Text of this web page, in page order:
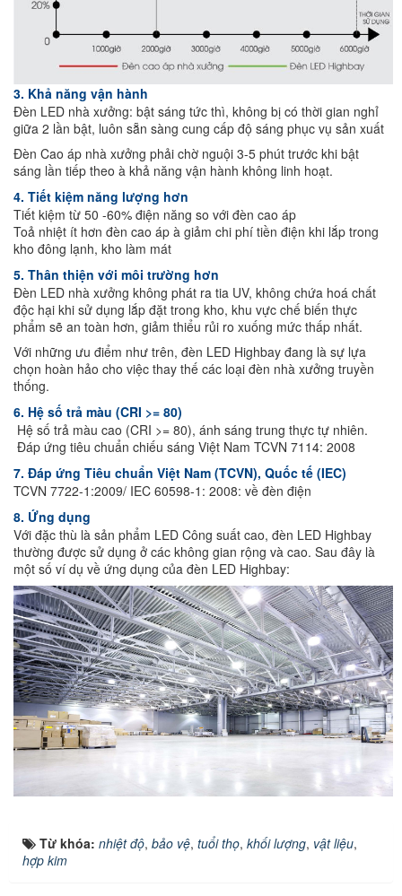
3. Khả năng vận hành
Đèn LED nhà xưởng: bật sáng tức thì, không bị có thời gian nghỉ
giữa 2 lần bật, luôn sẵn sàng cung cấp độ sáng phục vụ sản xuất
Đèn Cao áp nhà xưởng phải chờ nguội 3-5 phút trước khi bật
sáng lần tiếp theo à khả năng vận hành không linh hoạt.
4. Tiết kiệm năng lượng hơn
Tiết kiệm từ 50 -60% điện năng so với đèn cao áp
Toả nhiệt ít hơn đèn cao áp à giảm chi phí tiền điện khi lắp trong
kho đông lạnh, kho làm mát
5. Thân thiện với môi trường hơn
Đèn LED nhà xưởng không phát ra tia UV, không chứa hoá chất
độc hại khi sử dụng lắp đặt trong kho, khu vực chế biến thực
phẩm sẽ an toàn hơn, giảm thiểu rủi ro xuống mức thấp nhất.
Với những ưu điểm như trên, đèn LED Highbay đang là sự lựa
chọn hoàn hảo cho việc thay thế các loại đèn nhà xưởng truyền
thống.
6. Hệ số trả màu (CRI >= 80)
Hệ số trả màu cao (CRI >= 80), ánh sáng trung thực tự nhiên.
Đáp ứng tiêu chuẩn chiếu sáng Việt Nam TCVN 7114: 2008
7. Đáp ứng Tiêu chuẩn Việt Nam (TCVN), Quốc tế (IEC)
TCVN 7722-1:2009/ IEC 60598-1: 2008: về đèn điện
8. Ứng dụng
Với đặc thù là sản phẩm LED Công suất cao, đèn LED Highbay
thường được sử dụng ở các không gian rộng và cao. Sau đây là
một số ví dụ về ứng dụng của đèn LED Highbay:
Từ khóa: nhiệt độ, bảo vệ, tuổi thọ, khối lượng, vật liệu,
hợp kim